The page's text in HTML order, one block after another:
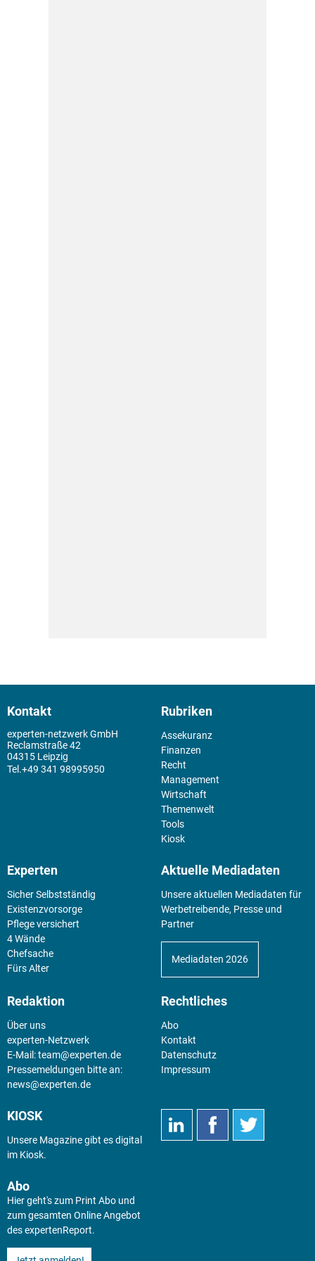
Kontakt
experten-netzwerk GmbH
Reclamstraße 42
04315 Leipzig
+49 341 98995950
Rubriken
Assekuranz
Finanzen
Recht
Management
Wirtschaft
Themenwelt
Tools
Kiosk
Experten
Sicher Selbstständig
Existenz­vorsorge
Pflege versichert
4 Wände
Chefsache
Fürs Alter
Aktuelle Mediadaten
Unsere aktuellen Mediadaten für
Werbetreibende, Presse und
Partner
Mediadaten 2026
Redaktion
Über uns
experten-Netzwerk
E-Mail:team@experten.de
Pressemeldungen bitte an:
news@experten.de
Rechtliches
Abo
Kontakt
Datenschutz
Impressum
KIOSK
Unsere Magazine gibt es digital
im Kiosk.
Abo
Hier geht's zum Print Abo und
zum gesamten Online Angebot
des expertenReport.